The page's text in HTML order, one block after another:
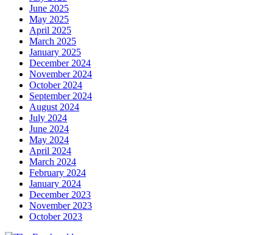
June 2025
May 2025
April 2025
March 2025
January 2025
December 2024
November 2024
October 2024
September 2024
August 2024
July 2024
June 2024
May 2024
April 2024
March 2024
February 2024
January 2024
December 2023
November 2023
October 2023